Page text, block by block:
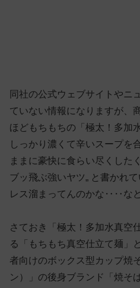
同社の公式ウェブサイトやニ
ていない情報になりますが、
ほどもちもちの「極太！多加
しっかり濃くて辛いスープを
ままに豪快に食らい尽くした
ブッ飛ぶ強いヤツ„ と書かれ
レス溜まってんのかな‥‥など
さておき「極太！多加水真空
る「もちもち真空仕立て麺」
者向けのボックス型カップ焼
ン）」の後身ブランド「焼そ